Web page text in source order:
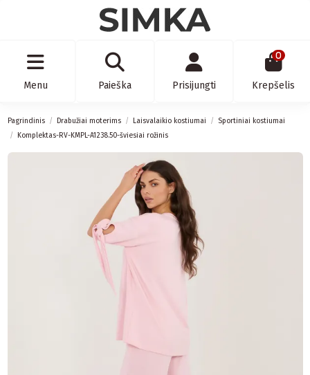
Menu Paieška Prisijungti
0
Krepšelis
Pagrindinis Drabužiai moterims Laisvalaikio kostiumai
Sportiniai kostiumai
Komplektas-RV-KMPL-A1238.50-šviesiai rožinis